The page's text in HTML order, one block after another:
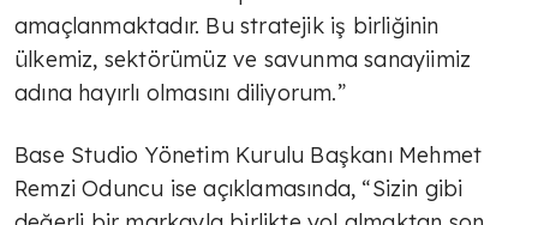
amaçlanmaktadır. Bu stratejik iş birliğinin
ülkemiz, sektörümüz ve savunma sanayiimiz
adına hayırlı olmasını diliyorum.”
Base Studio Yönetim Kurulu Başkanı Mehmet
Remzi Oduncu ise açıklamasında, “Sizin gibi